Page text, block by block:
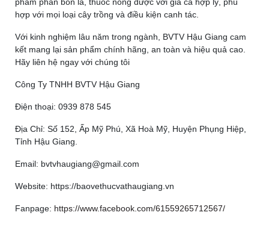
hợp với mọi loại cây trồng và điều kiện canh tác.
Với kinh nghiệm lâu năm trong ngành, BVTV Hậu Giang cam
kết mang lại sản phẩm chính hãng, an toàn và hiệu quả cao.
Hãy liên hệ ngay với chúng tôi
Công Ty TNHH BVTV Hậu Giang
Điện thoại: 0939 878 545
Địa Chỉ: Số 152, Ấp Mỹ Phú, Xã Hoà Mỹ, Huyện Phụng Hiệp,
Tỉnh Hậu Giang.
Email: bvtvhaugiang@gmail.com
Website: https://baovethucvathaugiang.vn
Fanpage: https://www.facebook.com/61559265712567/